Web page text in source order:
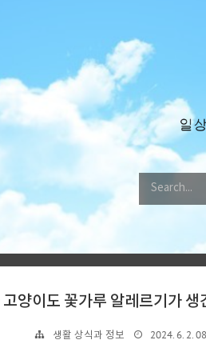
고양이도 꽃가루 알레르기가 생
생활 상식과 정보 2024. 6. 2.